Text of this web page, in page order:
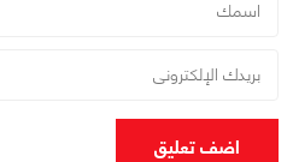
اضف تعليق